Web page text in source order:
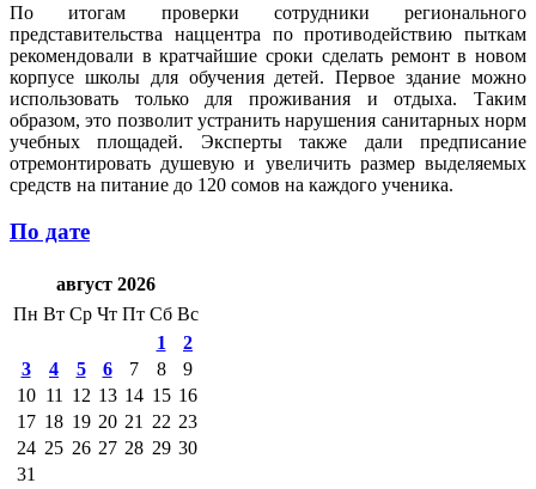
По итогам проверки сотрудники регионального
представительства наццентра по противодействию пыткам
рекомендовали в кратчайшие сроки сделать ремонт в новом
корпусе школы для обучения детей. Первое здание можно
использовать только для проживания и отдыха. Таким
образом, это позволит устранить нарушения санитарных норм
учебных площадей. Эксперты также дали предписание
отремонтировать душевую и увеличить размер выделяемых
средств на питание до 120 сомов на каждого ученика.
По дате
август 2026
Пн Вт Ср Чт Пт Сб Вс
1
2
3
4 5 6 7 8
9
10 11 12 13 14 15 16
17 18 19 20 21 22 23
24 25 26 27 28 29 30
31